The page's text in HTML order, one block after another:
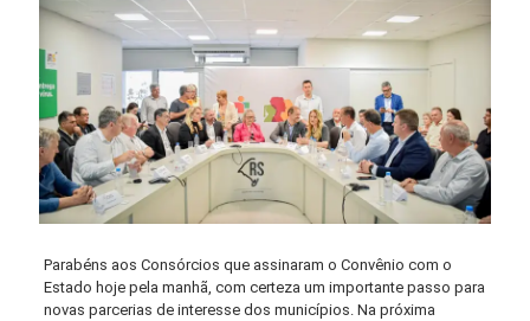
Parabéns aos Consórcios que assinaram o Convênio com o
Estado hoje pela manhã, com certeza um importante passo para
novas parcerias de interesse dos municípios. Na próxima